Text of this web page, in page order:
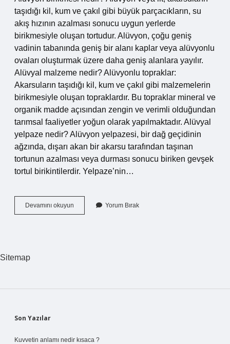
taşıdığı kil, kum ve çakıl gibi büyük parçacıkların, su
akış hızının azalması sonucu uygun yerlerde
birikmesiyle oluşan tortudur. Alüvyon, çoğu geniş
vadinin tabanında geniş bir alanı kaplar veya alüvyonlu
ovaları oluşturmak üzere daha geniş alanlara yayılır.
Alüvyal malzeme nedir? Alüvyonlu topraklar:
Akarsuların taşıdığı kil, kum ve çakıl gibi malzemelerin
birikmesiyle oluşan topraklardır. Bu topraklar mineral ve
organik madde açısından zengin ve verimli olduğundan
tarımsal faaliyetler yoğun olarak yapılmaktadır. Alüvyal
yelpaze nedir? Alüvyon yelpazesi, bir dağ geçidinin
ağzında, dışarı akan bir akarsu tarafından taşınan
tortunun azalması veya durması sonucu biriken gevşek
tortul birikintilerdir. Yelpaze’nin…
Devamını okuyun
Fan
Yorum Bırak
Sitemap
Sidebar
Son Yazılar
Kuvvetin anlamı nedir kısaca ?